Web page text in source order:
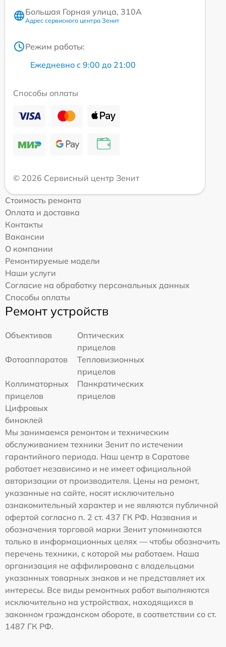
Большая Горная улица, 310А
Адрес сервисного центра Зенит
Режим работы:
Ежедневно с 9:00 до 21:00
Способы оплаты
© 2026 Сервисный центр Зенит
Стоимость ремонта
Оплата и доставка
Контакты
Вакансии
О компании
Ремонтируемые модели
Наши услуги
Согласие на обработку персональных данных
Способы оплаты
Ремонт устройств
Объективов
Оптических
прицелов
Фотоаппаратов
Тепловизионных
прицелов
Коллиматорных
прицелов
Панкратических
прицелов
Цифровых
биноклей
Мы занимаемся ремонтом и техническим
обслуживанием техники Зенит по истечении
гарантийного периода. Наш центр в Саратове
работает независимо и не имеет официальной
авторизации от производителя. Цены на ремонт,
указанные на сайте, носят исключительно
ознакомительный характер и не являются публичной
офертой согласно п. 2 ст. 437 ГК РФ. Названия и
обозначения торговой марки Зенит упоминаются
только в информационных целях — чтобы обозначить
перечень техники, с которой мы работаем. Наша
организация не аффилирована с владельцами
указанных товарных знаков и не представляет их
интересы. Все виды ремонтных работ выполняются
исключительно на устройствах, находящихся в
законном гражданском обороте, в соответствии со ст.
1487 ГК РФ.